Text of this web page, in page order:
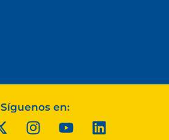
Síguenos en: